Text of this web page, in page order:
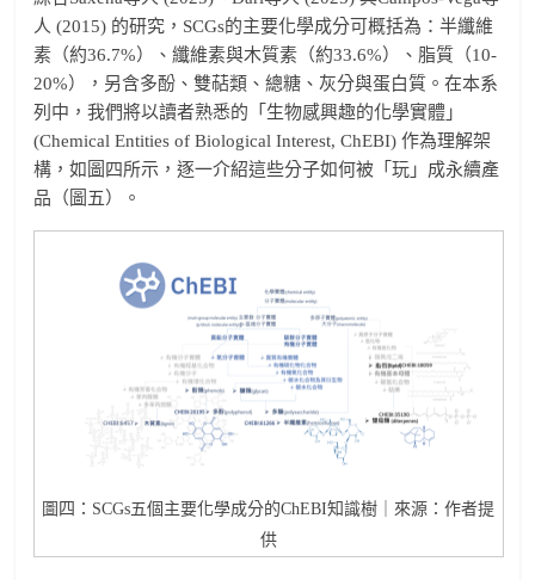
人 (2015) 的研究，SCGs的主要化學成分可概括為：半纖維
素（約36.7%）、纖維素與木質素（約33.6%）、脂質（10-
20%），另含多酚、雙萜類、總糖、灰分與蛋白質。在本系
列中，我們將以讀者熟悉的「生物感興趣的化學實體」
(Chemical Entities of Biological Interest, ChEBI) 作為理解架
構，如圖四所示，逐一介紹這些分子如何被「玩」成永續產
品（圖五）。
圖四：SCGs五個主要化學成分的ChEBI知識樹｜來源：作者提
供